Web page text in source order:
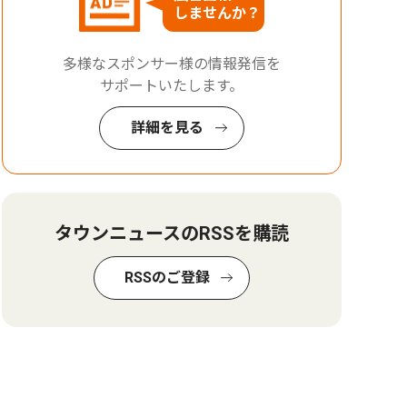
しませんか？
多様なスポンサー様の情報発信を
サポートいたします。
詳細を見る
タウンニュースのRSSを購読
RSSのご登録